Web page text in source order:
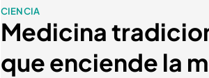
CIENCIA
Medicina
que enciende la